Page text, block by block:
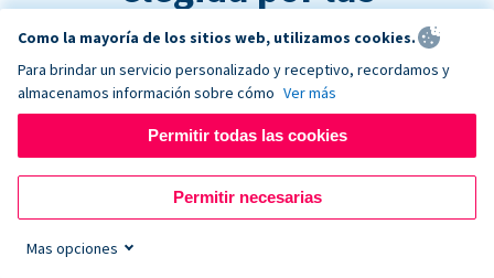
organizaciones sin fines
de lucro exitosas
Como la mayoría de los sitios web, utilizamos cookies.
Para brindar un servicio personalizado y receptivo, recordamos y
almacenamos información sobre cómo Ver más
Permitir todas las cookies
Permitir necesarias
Mas opciones